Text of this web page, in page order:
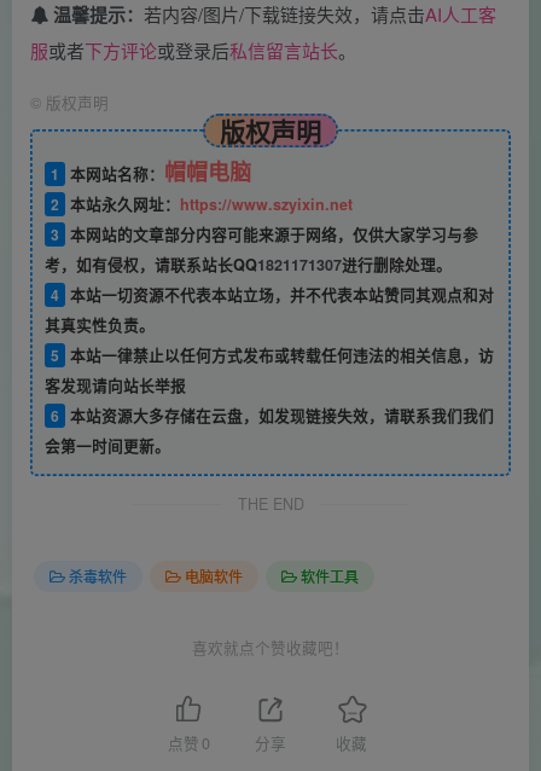
温馨提示： 若内容/图片/下载链接失效，请点击AI人工客
服或者下方评论或登录后私信留言站长。
© 版权声明
版权声明
1 本网站名称： 帽帽电脑
2 本站永久网址： https://www.szyixin.net
3 本网站的文章部分内容可能来源于网络，仅供大家学习与参
考，如有侵权，请联系站长QQ1821171307进行删除处理。
4 本站一切资源不代表本站立场，并不代表本站赞同其观点和对
其真实性负责。
5 本站一律禁止以任何方式发布或转载任何违法的相关信息，访
客发现请向站长举报
6 本站资源大多存储在云盘，如发现链接失效，请联系我们我们
会第一时间更新。
THE END
杀毒软件 电脑软件 软件工具
喜欢就点个赞收藏吧！
点赞 0 分享 收藏